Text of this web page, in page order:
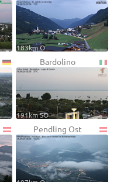
183km O
Bardolino
191km SO
Pendling Ost